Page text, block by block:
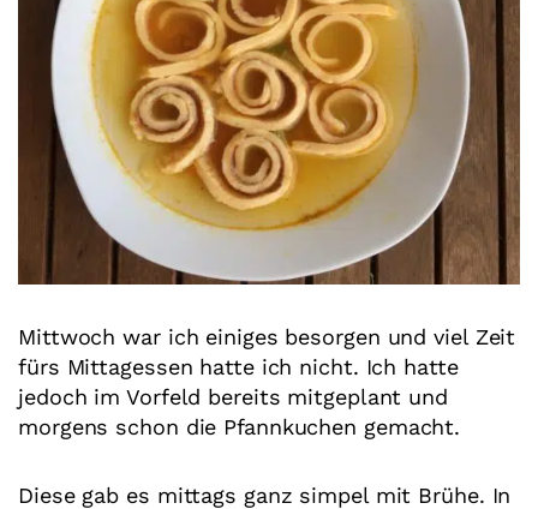
Mittwoch war ich einiges besorgen und viel Zeit
fürs Mittagessen hatte ich nicht. Ich hatte
jedoch im Vorfeld bereits mitgeplant und
morgens schon die Pfannkuchen gemacht.
Diese gab es mittags ganz simpel mit Brühe. In